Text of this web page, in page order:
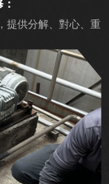
提供分解、對心、重